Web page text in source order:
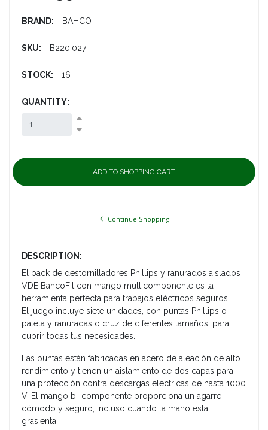
BRAND: BAHCO
SKU: B220.027
STOCK: 16
QUANTITY:
Continue Shopping
DESCRIPTION:
El pack de destornilladores Phillips y ranurados aislados
VDE BahcoFit con mango multicomponente es la
herramienta perfecta para trabajos eléctricos seguros.
El juego incluye siete unidades, con puntas Phillips o
paleta y ranuradas o cruz de diferentes tamaños, para
cubrir todas tus necesidades.
Las puntas están fabricadas en acero de aleación de alto
rendimiento y tienen un aislamiento de dos capas para
una protección contra descargas eléctricas de hasta 1000
V. El mango bi-componente proporciona un agarre
cómodo y seguro, incluso cuando la mano está
grasienta.